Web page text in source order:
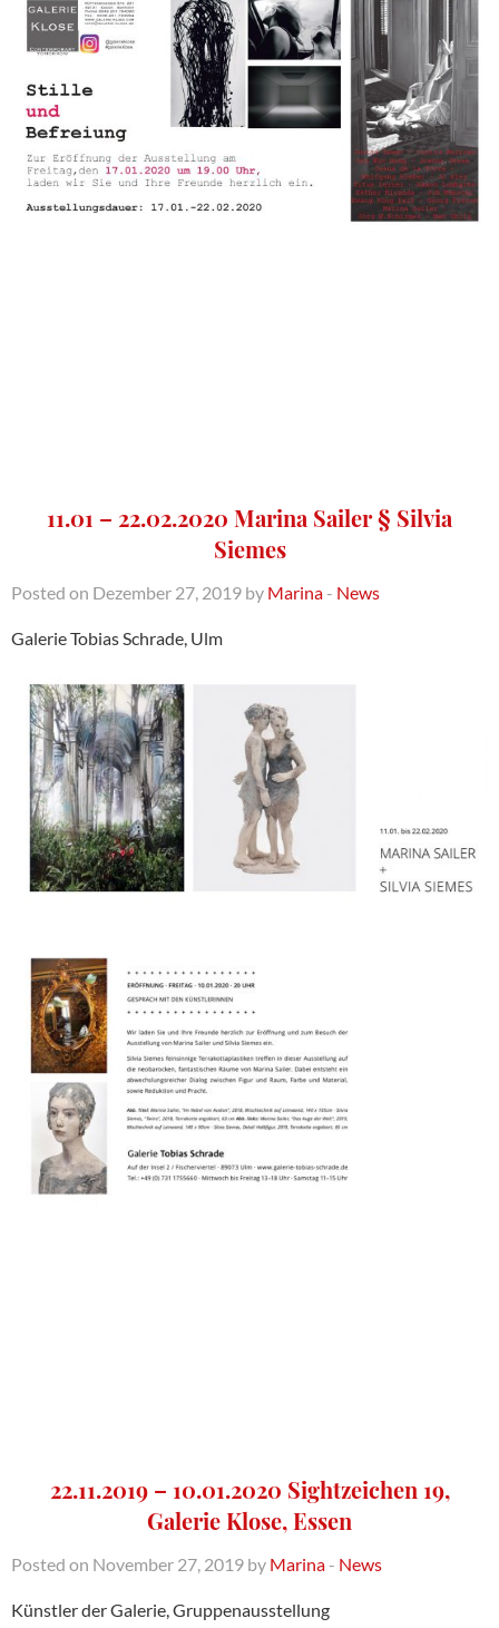
11.01 – 22.02.2020 Marina Sailer § Silvia
Siemes
Posted on Dezember 27, 2019 by Marina - News
Galerie Tobias Schrade, Ulm
22.11.2019 – 10.01.2020 Sightzeichen 19,
Galerie Klose, Essen
Posted on November 27, 2019 by Marina - News
Künstler der Galerie, Gruppenausstellung